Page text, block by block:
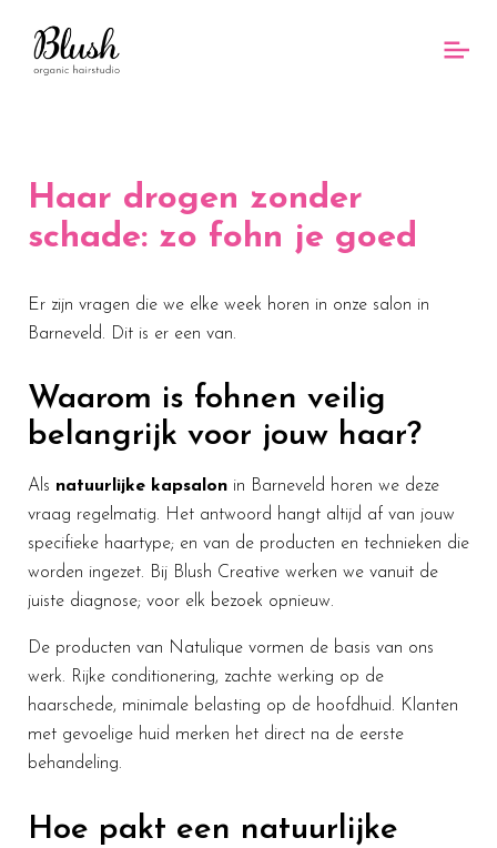
Haar drogen zonder
schade: zo fohn je goed
Er zijn vragen die we elke week horen in onze salon in
Barneveld. Dit is er een van.
Waarom is fohnen veilig
belangrijk voor jouw haar?
Als natuurlijke kapsalon in Barneveld horen we deze
vraag regelmatig. Het antwoord hangt altijd af van jouw
specifieke haartype; en van de producten en technieken die
worden ingezet. Bij Blush Creative werken we vanuit de
juiste diagnose; voor elk bezoek opnieuw.
De producten van Natulique vormen de basis van ons
werk. Rijke conditionering, zachte werking op de
haarschede, minimale belasting op de hoofdhuid. Klanten
met gevoelige huid merken het direct na de eerste
behandeling.
Hoe pakt een natuurlijke